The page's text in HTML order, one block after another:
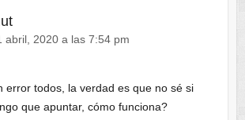
abril, 2020 a las 7:54 pm
error todos, la verdad es que no sé si
que apuntar, cómo funciona?